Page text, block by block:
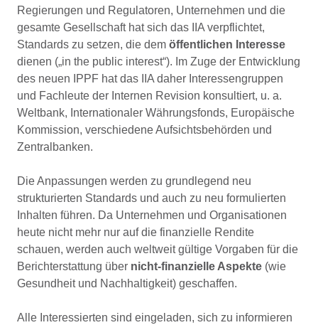
Regierungen und Regulatoren, Unternehmen und die
gesamte Gesellschaft hat sich das IIA verpflichtet,
Standards zu setzen, die dem öffentlichen Interesse
dienen („in the public interest“). Im Zuge der Entwicklung
des neuen IPPF hat das IIA daher Interessengruppen
und Fachleute der Internen Revision konsultiert, u. a.
Weltbank, Internationaler Währungsfonds, Europäische
Kommission, verschiedene Aufsichtsbehörden und
Zentralbanken.
Die Anpassungen werden zu grundlegend neu
strukturierten Standards und auch zu neu formulierten
Inhalten führen. Da Unternehmen und Organisationen
heute nicht mehr nur auf die finanzielle Rendite
schauen, werden auch weltweit gültige Vorgaben für die
Berichterstattung über nicht-finanzielle Aspekte (wie
Gesundheit und Nachhaltigkeit) geschaffen.
Alle Interessierten sind eingeladen, sich zu informieren